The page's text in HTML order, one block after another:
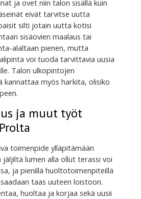
ja ovet niin talon sisällä kuin
eivät tarvitse uutta
silti jotain uutta kotisi
sisäovien maalaus tai
alaltaan pienen, mutta
voi tuoda tarvittavia uusia
Talon ulkopintojen
kannattaa myös harkita, olisiko
ja muut työt
toimenpide ylläpitämään
lumen alla ollut terassi voi
ja pienillä huoltotoimenpiteillä
taas uuteen loistoon.
huoltaa ja korjaa sekä uusii